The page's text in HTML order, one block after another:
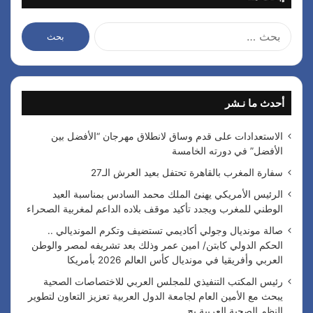
ن
:
أحدث ما نـشر
الاستعدادات على قدم وساق لانطلاق مهرجان “الأفضل بين
الأفضل” في دورته الخامسة
سفارة المغرب بالقاهرة تحتفل بعيد العرش الـ27
الرئيس الأمريكي يهنئ الملك محمد السادس بمناسبة العيد
الوطني للمغرب ويجدد تأكيد موقف بلاده الداعم لمغربية الصحراء
صالة مونديال وجولي أكاديمي تستضيف وتكرم المونديالي ..
الحكم الدولي كابتن/ امين عمر وذلك بعد تشريفه لمصر والوطن
العربي وأفريقيا في مونديال كأس العالم 2026 بأمريكا
رئيس المكتب التنفيذي للمجلس العربي للاختصاصات الصحية
يبحث مع الأمين العام لجامعة الدول العربية تعزيز التعاون لتطوير
النظم الصحية العربية بح